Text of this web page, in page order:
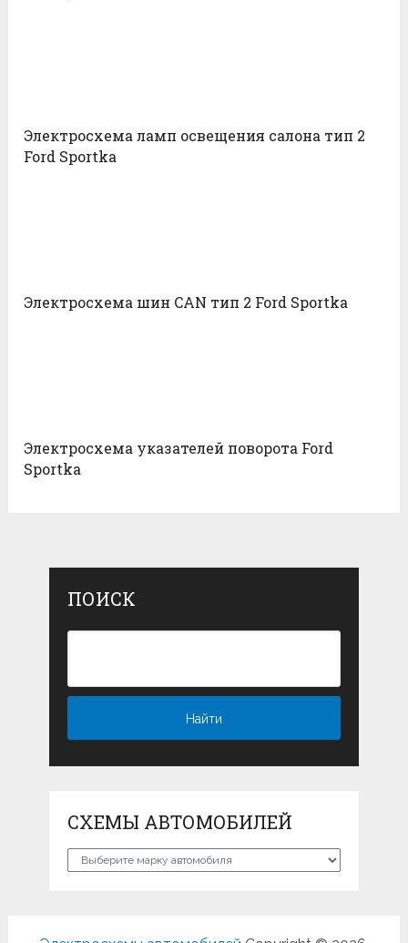
Электросхема ламп освещения салона тип 2
Ford Sportka
Электросхема шин CAN тип 2 Ford Sportka
Электросхема указателей поворота Ford
Sportka
ПОИСК
СХЕМЫ АВТОМОБИЛЕЙ
Схемы